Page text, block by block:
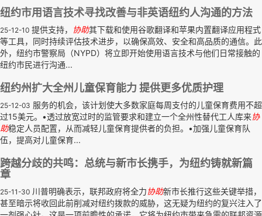
纽约市用语言技术寻找改善与非英语纽约人沟通的方法
25-12-10 提供支持， 协助其下载和使用谷歌翻译和苹果内置翻译应用程式
等工具，同时持续评估技术进步，以确保高效、安全和高品质的通信。此
外，纽约市警察局（NYPD）将立即开始使用语言技术与他们日常接触的
纽约市民进行沟通...
纽约州扩大全州儿童保育能力 提供更多优质护理
25-12-03 服务的机会，该计划使大多数家庭每周支付的儿童保育费用不超
过15美元。•透过放宽过时的监管要求和建立一个全州性替代工人库来协
助稳定人员配置，从而减轻儿童保育提供者的负担。•加强儿童保育队
伍，提高对儿童保育...
跨越分歧的共鸣：总统与新市长携手，为纽约铸就新篇
章
25-11-30 川普明确表示，联邦政府将全力协助新市长推行这些关键举措，
甚至暗示将收回此前削减对纽约拨款的威胁，这无疑为纽约的复兴注入了